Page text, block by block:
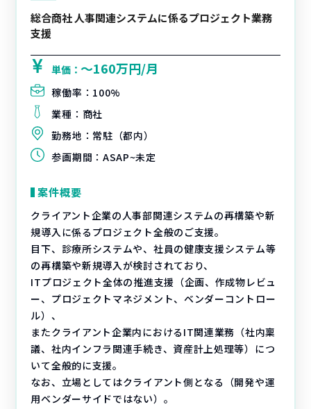
総合商社 人事関連システムに係るプロジェクト業務
支援
単価：〜160万円/月
稼働率： 100%
業種： 商社
勤務地： 常駐（都内）
参画期間： ASAP~未定
案件概要
クライアント企業の人事部関連システムの再構築や新
規導入に係るプロジェクト全般のご支援。
目下、診療所システムや、社員の健康支援システム等
の再構築や新規導入が検討されており、
ITプロジェクト全体の推進支援（企画、作成物レビュ
ー、プロジェクトマネジメント、ベンダーコントロー
ル）、
またクライアント企業内におけるIT関連業務（社内稟
議、社内インフラ関連手続き、資産計上処理等）につ
いて全般的に支援。
なお、立場としてはクライアント側となる（開発や運
用ベンダーサイドではない）。